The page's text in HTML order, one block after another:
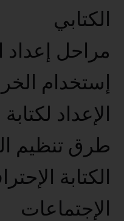
الكتابي
مراحل إعداد
إستخدام
الإعداد لكتابة
طرق تنظيم
الكتابة
الإجتماعات